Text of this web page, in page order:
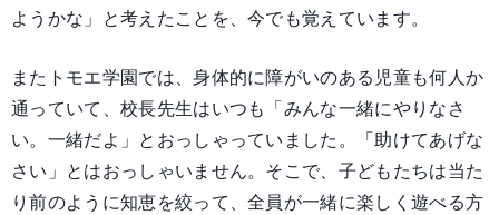
ようかな」と考えたことを、今でも覚えています。
またトモエ学園では、身体的に障がいのある児童も何人か
通っていて、校長先生はいつも「みんな一緒にやりなさ
い。一緒だよ」とおっしゃっていました。「助けてあげな
さい」とはおっしゃいません。そこで、子どもたちは当た
り前のように知恵を絞って、全員が一緒に楽しく遊べる方